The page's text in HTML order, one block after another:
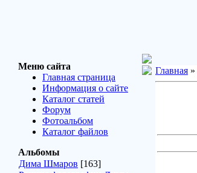
Меню сайта
Главная страница
Информация о сайте
Каталог статей
Форум
Фотоальбом
Каталог файлов
Альбомы
Дима Шмаров [163]
Главная »